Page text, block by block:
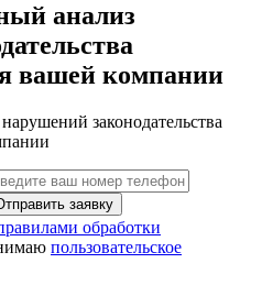
анализ
вашей компании
законодательства
заявку
обработки
пользовательское